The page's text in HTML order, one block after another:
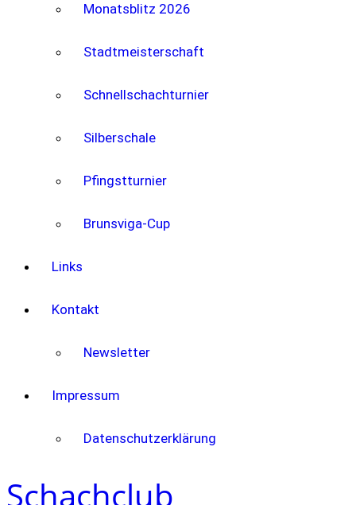
Monatsblitz 2026
Stadtmeisterschaft
Schnellschachturnier
Silberschale
Pfingstturnier
Brunsviga-Cup
Links
Kontakt
Newsletter
Impressum
Datenschutzerklärung
Schachclub